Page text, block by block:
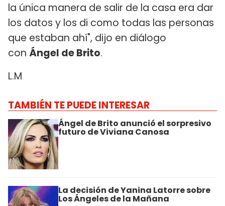
la única manera de salir de la casa era dar
los datos y los di como todas las personas
que estaban ahí", dijo en diálogo
con Ángel de Brito.
L.M
TAMBIÉN TE PUEDE INTERESAR
Ángel de Brito anunció el sorpresivo
futuro de Viviana Canosa
La decisión de Yanina Latorre sobre
Los Ángeles de la Mañana